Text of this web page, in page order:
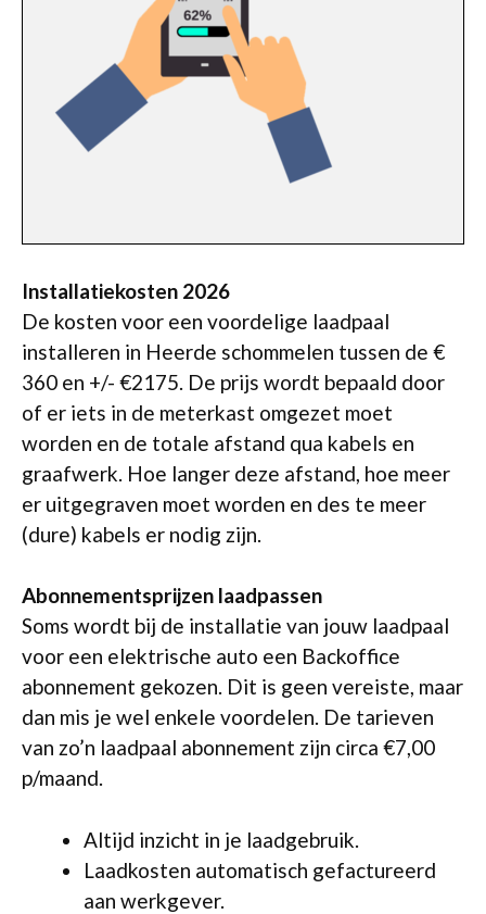
Installatiekosten 2026
De kosten voor een voordelige laadpaal
installeren in Heerde schommelen tussen de €
360 en +/- €2175. De prijs wordt bepaald door
of er iets in de meterkast omgezet moet
worden en de totale afstand qua kabels en
graafwerk. Hoe langer deze afstand, hoe meer
er uitgegraven moet worden en des te meer
(dure) kabels er nodig zijn.
Abonnementsprijzen laadpassen
Soms wordt bij de installatie van jouw laadpaal
voor een elektrische auto een Backoffice
abonnement gekozen. Dit is geen vereiste, maar
dan mis je wel enkele voordelen. De tarieven
van zo’n laadpaal abonnement zijn circa €7,00
p/maand.
Altijd inzicht in je laadgebruik.
Laadkosten automatisch gefactureerd
aan werkgever.